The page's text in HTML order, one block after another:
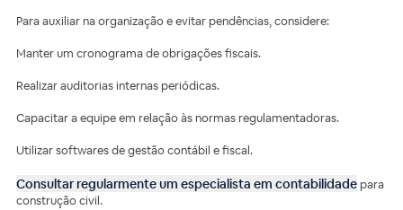
Para auxiliar na organização e evitar pendências, considere:
Manter um cronograma de obrigações fiscais.
Realizar auditorias internas periódicas.
Capacitar a equipe em relação às normas regulamentadoras.
Utilizar softwares de gestão contábil e fiscal.
Consultar regularmente um especialista em contabilidadepara
construção civil.